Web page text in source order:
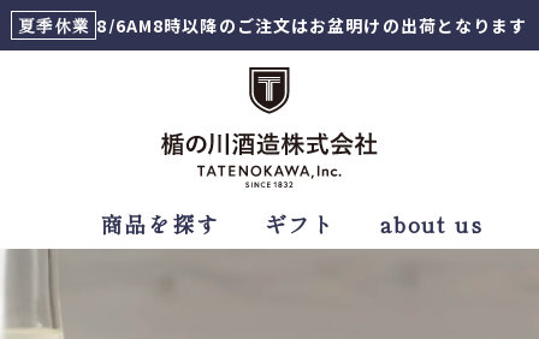
夏季休業 8/6AM8時以降のご注文はお盆明けの出荷となります
商品を探す ギフト about us